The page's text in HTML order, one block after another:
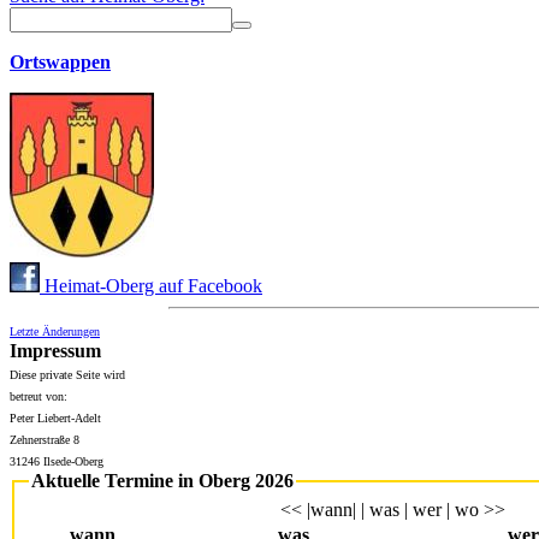
Ortswappen
Heimat-Oberg auf Facebook
Letzte Änderungen
Impressum
Diese private Seite wird
betreut von:
Peter Liebert-Adelt
Zehnerstraße 8
31246 Ilsede-Oberg
Aktuelle Termine in Oberg 2026
<< |wann| | was | wer | wo >>
wann
was wer